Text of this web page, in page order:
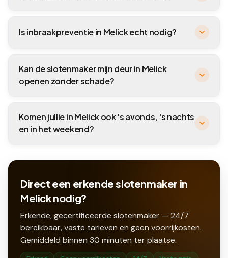
Is inbraakpreventie in Melick echt nodig?
Kan de slotenmaker mijn deur in Melick
openen zonder schade?
Komen jullie in Melick ook 's avonds, 's nachts
en in het weekend?
Direct een erkende slotenmaker in
Melick nodig?
Erkende, gecertificeerde slotenmaker — 24/7
bereikbaar, vaste tarieven en geen voorrijkosten.
Gemiddeld binnen 30 minuten ter plaatse.